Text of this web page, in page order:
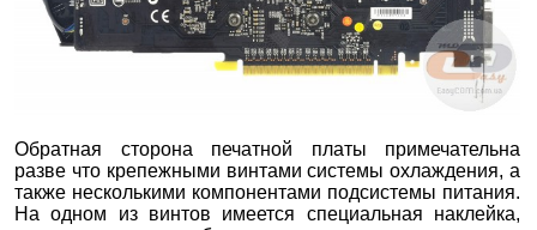
Обратная сторона печатной платы примечательна
разве что крепежными винтами системы охлаждения, а
также несколькими компонентами подсистемы питания.
На одном из винтов имеется специальная наклейка,